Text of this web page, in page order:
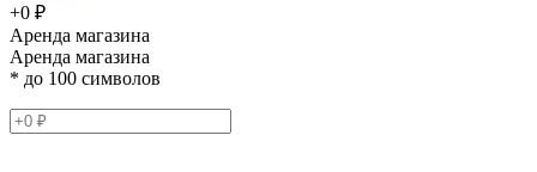
+0 ₽
Аренда магазина
Аренда магазина
* до 100 символов